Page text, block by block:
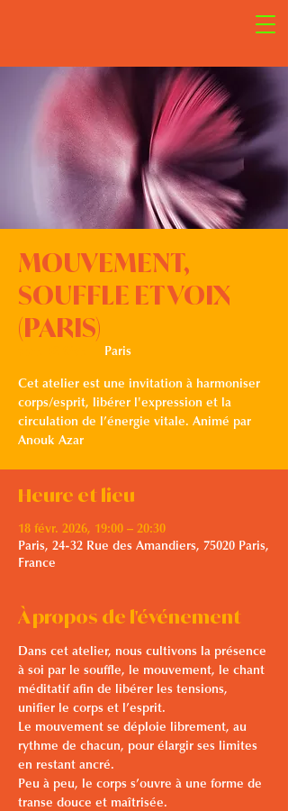
MOUVEMENT,
SOUFFLE ET VOIX
(PARIS)
Paris
Cet atelier est une invitation à harmoniser
corps/esprit, libérer l'expression et la
circulation de l’énergie vitale. Animé par
Anouk Azar
Heure et lieu
18 févr. 2026, 19:00 – 20:30
Paris, 24-32 Rue des Amandiers, 75020 Paris,
France
À propos de l'événement
Dans cet atelier, nous cultivons la présence
à soi par le souffle, le mouvement, le chant
méditatif afin de libérer les tensions,
unifier le corps et l’esprit.
Le mouvement se déploie librement, au
rythme de chacun, pour élargir ses limites
en restant ancré.
Peu à peu, le corps s’ouvre à une forme de
transe douce et maîtrisée.